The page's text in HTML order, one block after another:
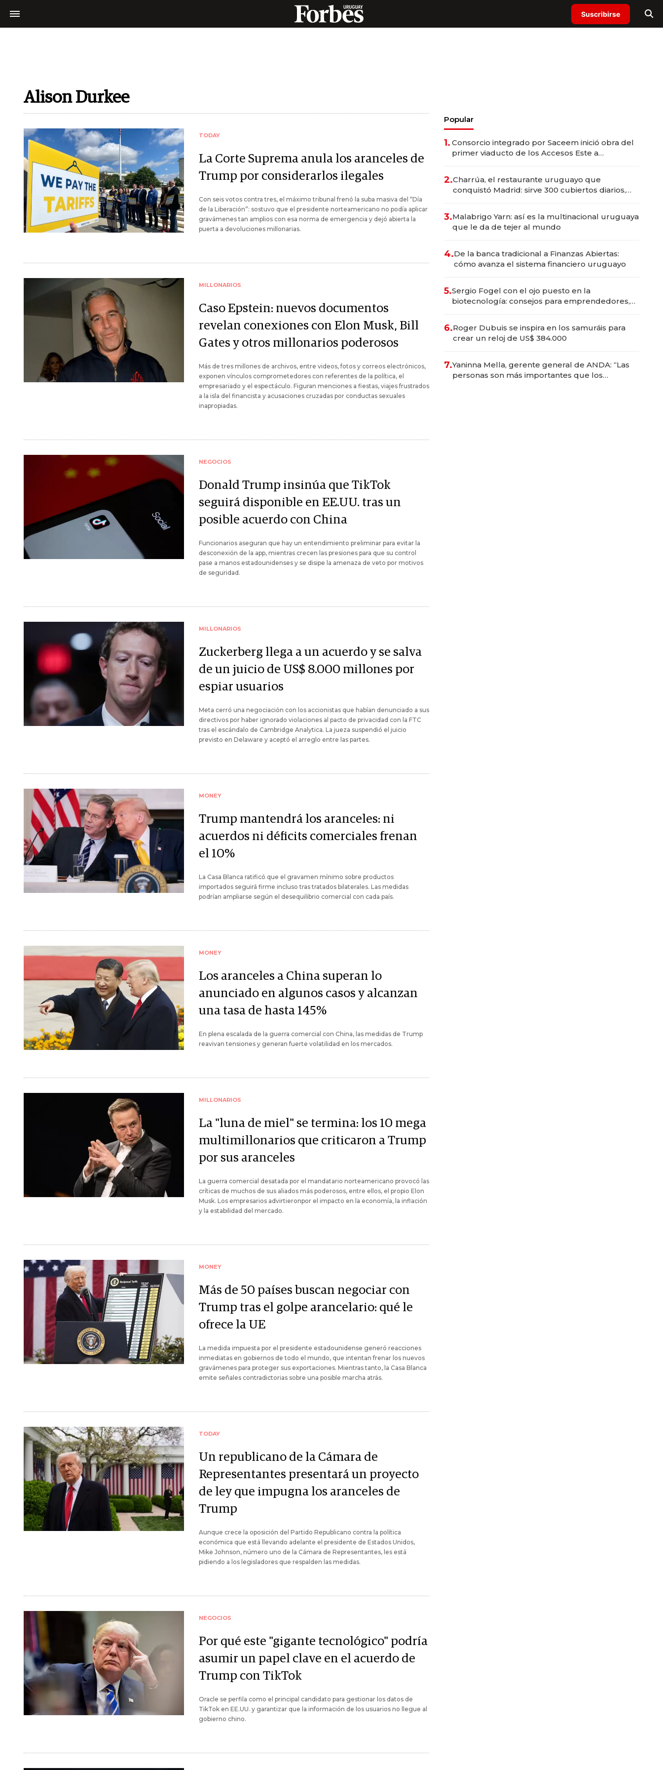
Suscribirse
Alison Durkee
TODAY
La Corte Suprema anula los aranceles de
Trump por considerarlos ilegales
Con seis votos contra tres, el máximo tribunal frenó la suba masiva del “Día
de la Liberación”: sostuvo que el presidente norteamericano no podía aplicar
gravámenes tan amplios con esa norma de emergencia y dejó abierta la
puerta a devoluciones millonarias.
MILLONARIOS
Caso Epstein: nuevos documentos
revelan conexiones con Elon Musk, Bill
Gates y otros millonarios poderosos
Más de tres millones de archivos, entre videos, fotos y correos electrónicos,
exponen vínculos comprometedores con referentes de la política, el
empresariado y el espectáculo. Figuran menciones a fiestas, viajes frustrados
a la isla del financista y acusaciones cruzadas por conductas sexuales
inapropiadas.
NEGOCIOS
Donald Trump insinúa que TikTok
seguirá disponible en EE.UU. tras un
posible acuerdo con China
Funcionarios aseguran que hay un entendimiento preliminar para evitar la
desconexión de la app, mientras crecen las presiones para que su control
pase a manos estadounidenses y se disipe la amenaza de veto por motivos
de seguridad.
MILLONARIOS
Zuckerberg llega a un acuerdo y se salva
de un juicio de US$ 8.000 millones por
espiar usuarios
Meta cerró una negociación con los accionistas que habían denunciado a sus
directivos por haber ignorado violaciones al pacto de privacidad con la FTC
tras el escándalo de Cambridge Analytica. La jueza suspendió el juicio
previsto en Delaware y aceptó el arreglo entre las partes.
MONEY
Trump mantendrá los aranceles: ni
acuerdos ni déficits comerciales frenan
el 10%
La Casa Blanca ratificó que el gravamen mínimo sobre productos
importados seguirá firme incluso tras tratados bilaterales. Las medidas
podrían ampliarse según el desequilibrio comercial con cada país.
MONEY
Los aranceles a China superan lo
anunciado en algunos casos y alcanzan
una tasa de hasta 145%
En plena escalada de la guerra comercial con China, las medidas de Trump
reavivan tensiones y generan fuerte volatilidad en los mercados.
MILLONARIOS
La "luna de miel" se termina: los 10 mega
multimillonarios que criticaron a Trump
por sus aranceles
La guerra comercial desatada por el mandatario norteamericano provocó las
críticas de muchos de sus aliados más poderosos, entre ellos, el propio Elon
Musk. Los empresarios advirtieronpor el impacto en la economía, la inflación
y la estabilidad del mercado.
MONEY
Más de 50 países buscan negociar con
Trump tras el golpe arancelario: qué le
ofrece la UE
La medida impuesta por el presidente estadounidense generó reacciones
inmediatas en gobiernos de todo el mundo, que intentan frenar los nuevos
gravámenes para proteger sus exportaciones. Mientras tanto, la Casa Blanca
emite señales contradictorias sobre una posible marcha atrás.
TODAY
Un republicano de la Cámara de
Representantes presentará un proyecto
de ley que impugna los aranceles de
Trump
Aunque crece la oposición del Partido Republicano contra la política
económica que está llevando adelante el presidente de Estados Unidos,
Mike Johnson, número uno de la Cámara de Representantes, les está
pidiendo a los legisladores que respalden las medidas.
NEGOCIOS
Por qué este "gigante tecnológico" podría
asumir un papel clave en el acuerdo de
Trump con TikTok
Oracle se perfila como el principal candidato para gestionar los datos de
TikTok en EE.UU. y garantizar que la información de los usuarios no llegue al
gobierno chino.
Popular
1. Consorcio integrado por Saceem inició obra del
primer viaducto de los Accesos Este a
2.Charrúa, el restaurante uruguayo que
conquistó Madrid: sirve 300 cubiertos diarios,
3.Malabrigo Yarn: así es la multinacional uruguaya
que le da de tejer al mundo
4.De la banca tradicional a Finanzas Abiertas:
cómo avanza el sistema financiero uruguayo
5.Sergio Fogel con el ojo puesto en la
biotecnología: consejos para emprendedores,
6.Roger Dubuis se inspira en los samuráis para
crear un reloj de US$ 384.000
7.Yaninna Mella, gerente general de ANDA: “Las
personas son más importantes que los